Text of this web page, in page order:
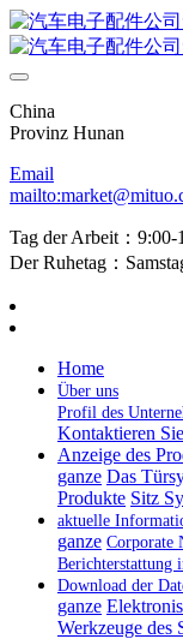
China
Provinz Hunan
Email
Tag der Arbeit：9:00-
Der Ruhetag：
Home
Über uns
Profil des
Kontaktieren
Anzeige des
ganze Das
Produkte Sitz
aktuelle
ganze Corporate
Berichterstattung
Download der
ganze
Werkzeuge des